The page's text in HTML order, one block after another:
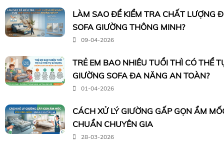
LÀM SAO ĐỂ KIỂM TRA CHẤT LƯỢNG
SOFA GIƯỜNG THÔNG MINH?
09-04-2026
TRẺ EM BAO NHIÊU TUỔI THÌ CÓ THỂ
GIƯỜNG SOFA ĐA NĂNG AN TOÀN?
01-04-2026
CÁCH XỬ LÝ GIƯỜNG GẤP GỌN ẨM
CHUẨN CHUYÊN GIA
28-03-2026